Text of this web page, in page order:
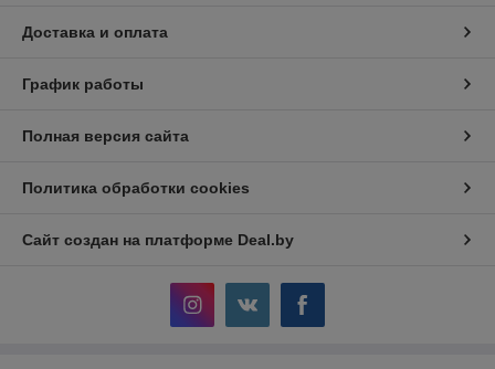
Доставка и оплата
График работы
Полная версия сайта
Политика обработки cookies
Сайт создан на платформе Deal.by